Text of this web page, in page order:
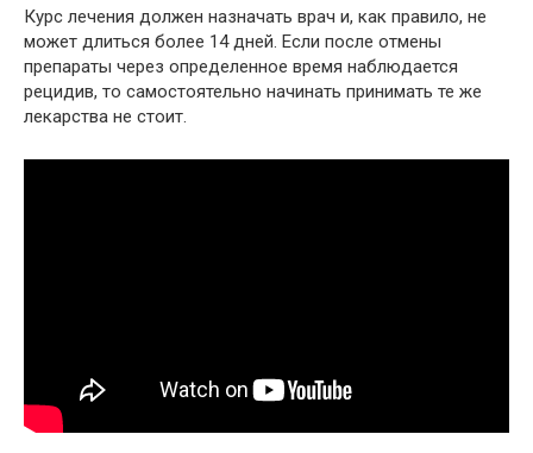
Курс лечения должен назначать врач и, как правило, не
может длиться более 14 дней. Если после отмены
препараты через определенное время наблюдается
рецидив, то самостоятельно начинать принимать те же
лекарства не стоит.